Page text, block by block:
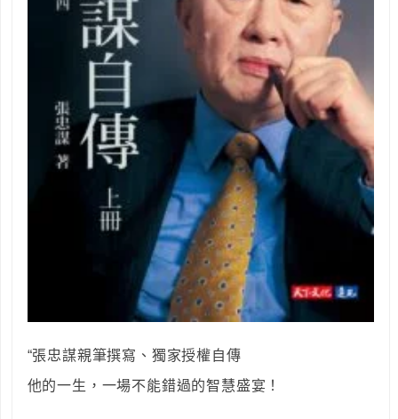
“張忠謀親筆撰寫、獨家授權自傳
他的一生，一場不能錯過的智慧盛宴！